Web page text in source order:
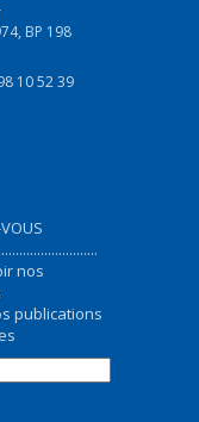
BP 198
10 52 39
nos
publications